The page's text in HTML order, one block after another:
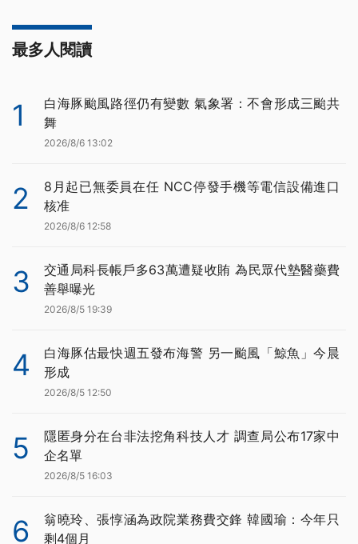
最多人閱讀
1
白海豚颱風路徑仍有變數 氣象署：不會形成三颱共
舞
2026/8/6 13:02
2
8月起已無委員在任 NCC停發手機等電信設備進口
核准
2026/8/6 12:58
3
交通局科長帳戶多63萬遭疑收賄 為民眾代墊醫藥費
善舉曝光
2026/8/5 19:39
4
白海豚估最快週五發布海警 另一颱風「鯨魚」今晨
形成
2026/8/5 12:50
5
隱匿身分在台非法挖角科技人才 調查局公布17家中
企名單
2026/8/5 16:03
6
翁曉玲、張惇涵為政院業務費交鋒 韓國瑜：今年只
剩4個月